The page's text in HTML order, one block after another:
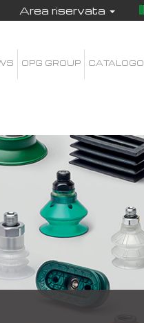
Area riservata
OPG GROUP CATALOGO